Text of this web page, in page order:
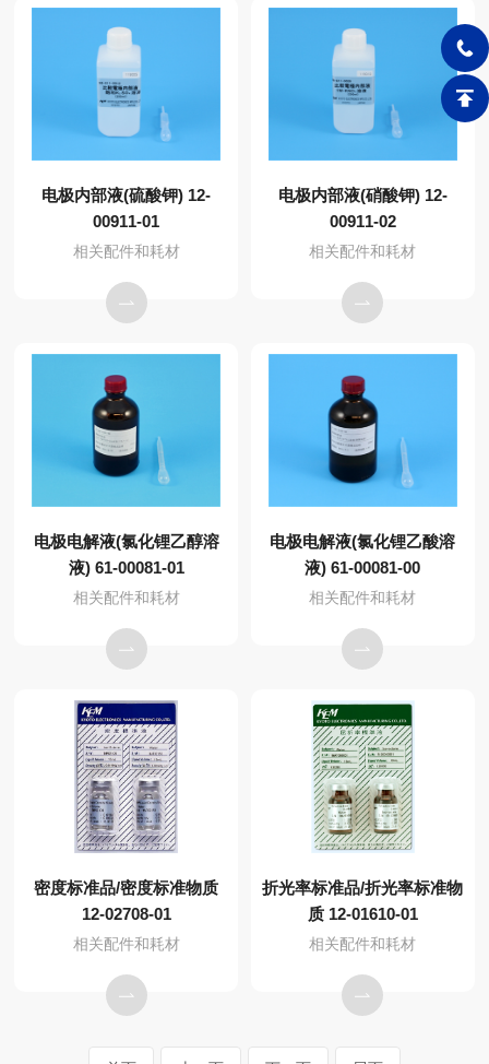
电极内部液(硫酸钾) 12-
00911-01
相关配件和耗材
电极内部液(硝酸钾) 12-
00911-02
相关配件和耗材
电极电解液(氯化锂乙醇溶
液) 61-00081-01
相关配件和耗材
电极电解液(氯化锂乙酸溶
液) 61-00081-00
相关配件和耗材
密度标准品/密度标准物质
12-02708-01
相关配件和耗材
折光率标准品/折光率标准物
质 12-01610-01
相关配件和耗材